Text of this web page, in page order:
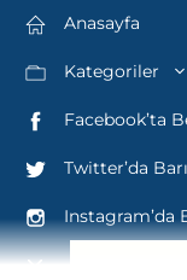
Anasayfa
Kategoriler
Facebook’ta
Twitter’da
Instagram’da